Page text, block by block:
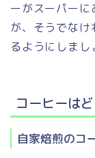
ーがスーパー
が、そうでな
るようにしまし
コーヒーは
自家焙煎のコ